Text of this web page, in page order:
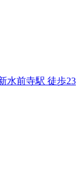
水前寺駅 徒歩23